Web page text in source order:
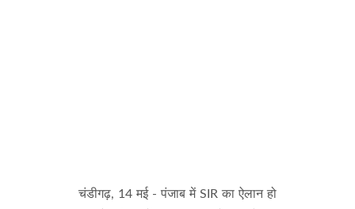
चंडीगढ़, 14 मई - पंजाब में SIR का ऐलान हो